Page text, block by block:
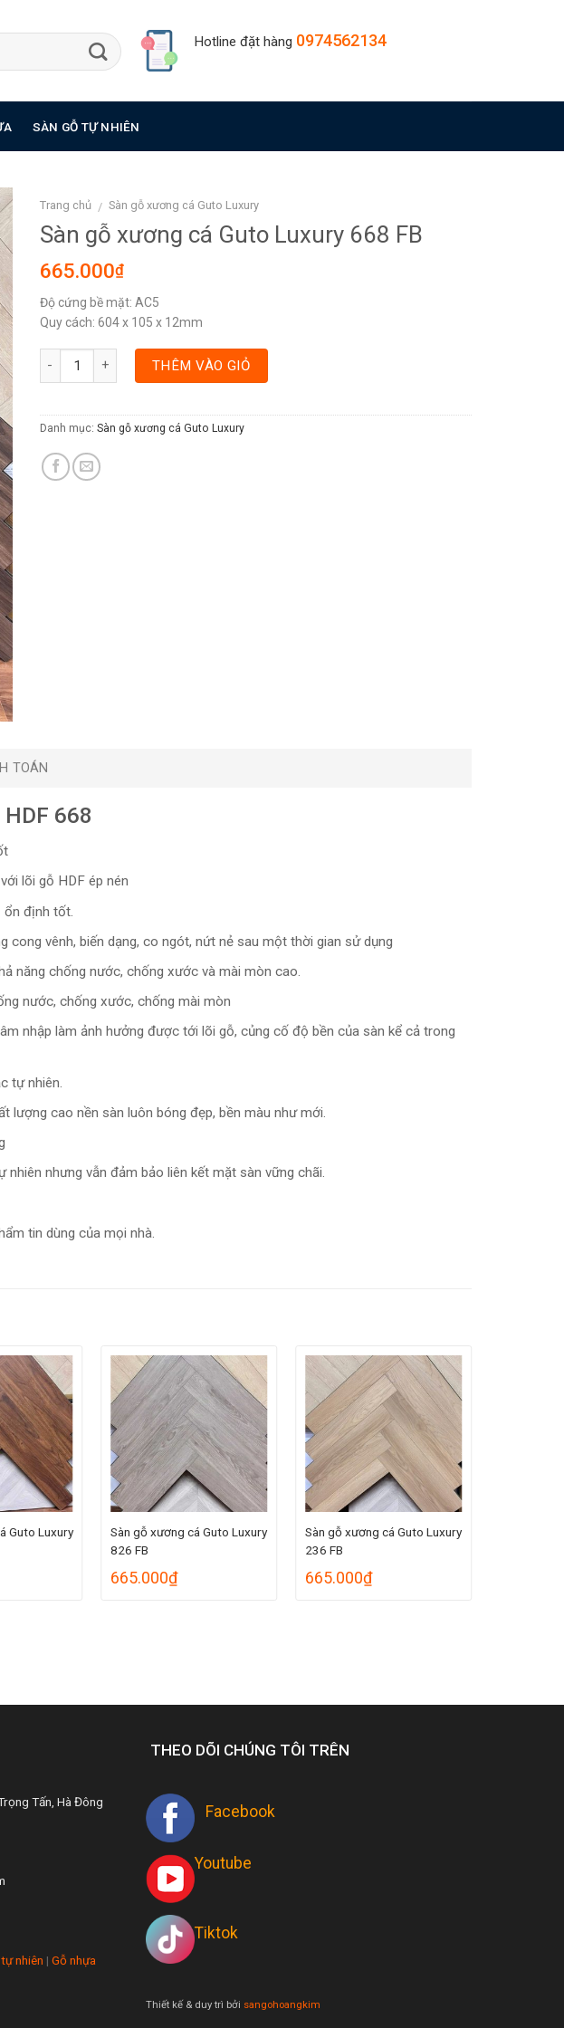
Hotline đặt hàng 0974562134
SÀN GỖ TỰ NHIÊN
Trang chủ / Sàn gỗ xương cá Guto Luxury
Sàn gỗ xương cá Guto Luxury 668 FB
665.000₫
Độ cứng bề mặt: AC5
Quy cách: 604 x 105 x 12mm
THÊM VÀO GIỎ
Danh mục:Sàn gỗ xương cá Guto Luxury
TOÁN
668
lõi gỗ HDF ép nén
ổn định tốt.
cong vênh, biến dạng, co ngót, nứt nẻ sau một thời gian sử dụng
năng chống nước, chống xước và mài mòn cao.
nước, chống xước, chống mài mòn
nhập làm ảnh hưởng được tới lõi gỗ, củng cố độ bền của sàn kể cả trong
tự nhiên.
lượng cao nền sàn luôn bóng đẹp, bền màu như mới.
nhưng vẫn đảm bảo liên kết mặt sàn vững chãi.
tin dùng của mọi nhà.
Guto Luxury
Sàn gỗ xương cá Guto Luxury
826 FB
665.000₫
Sàn gỗ xương cá Guto Luxury
236 FB
665.000₫
Tấn, Hà Đông
nhiên | Gỗ nhựa
THEO DÕI CHÚNG TÔI TRÊN
Facebook
Youtube
Tiktok
Thiết kế & duy trì bởi sangohoangkim